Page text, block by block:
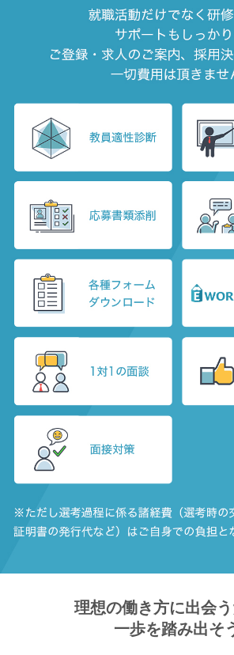
理想の働き方に出会
一歩を踏み出そ